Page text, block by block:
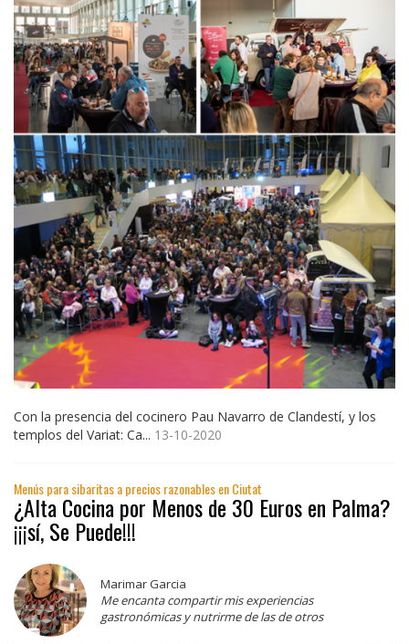
Con la presencia del cocinero Pau Navarro de Clandestí, y los
templos del Variat: Ca... 13-10-2020
Menús para sibaritas a precios razonables en Ciutat
¿Alta Cocina por Menos de 30 Euros en Palma?
¡¡¡sí, Se Puede!!!
Marimar Garcia
Me encanta compartir mis experiencias
gastronómicas y nutrirme de las de otros